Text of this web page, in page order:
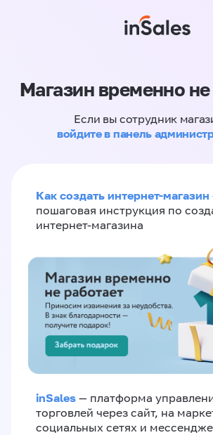
Магазин временно не
Если вы сотрудник
войдите в панель
Как создать интернет-магазин
пошаговая инструкция по
интернет-магазина
inSales — платформа
торговлей через сайт, на
социальных сетях и